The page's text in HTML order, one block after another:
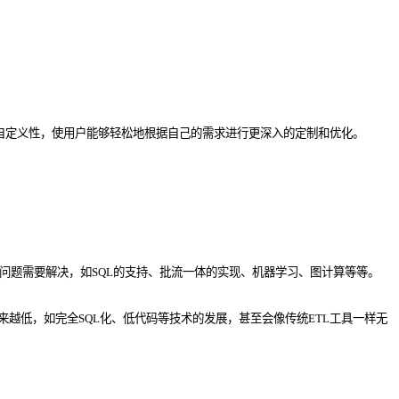
义性，使用户能够轻松地根据自己的需求进行更深入的定制和优化。
需要解决，如SQL的支持、批流一体的实现、机器学习、图计算等等。
低，如完全SQL化、低代码等技术的发展，甚至会像传统ETL工具一样无